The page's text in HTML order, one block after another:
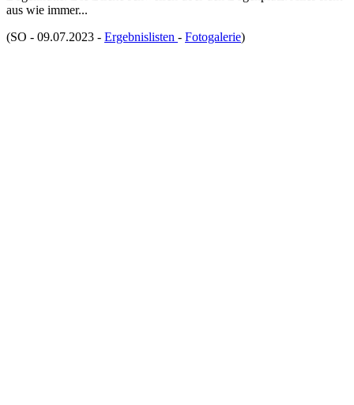
aus wie immer...
(SO - 09.07.2023 - Ergebnislisten - Fotogalerie)